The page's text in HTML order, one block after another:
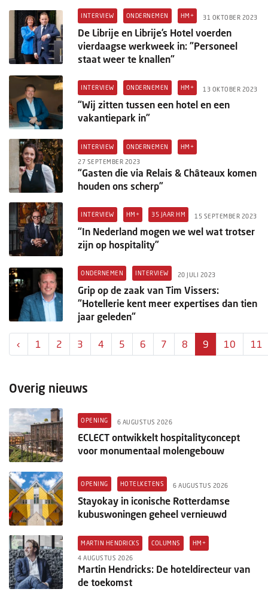
INTERVIEW ONDERNEMEN HM+ 31 OKTOBER 2023
De Librije en Librije’s Hotel voerden
vierdaagse werkweek in: "Personeel
staat weer te knallen"
INTERVIEW ONDERNEMEN HM+ 13 OKTOBER 2023
“Wij zitten tussen een hotel en een
vakantiepark in”
INTERVIEW ONDERNEMEN HM+
27 SEPTEMBER 2023
“Gasten die via Relais & Châteaux komen
houden ons scherp”
INTERVIEW HM+ 35 JAAR HM 15 SEPTEMBER 2023
“In Nederland mogen we wel wat trotser
zijn op hospitality”
ONDERNEMEN INTERVIEW 20 JULI 2023
Grip op de zaak van Tim Vissers:
"Hotellerie kent meer expertises dan tien
jaar geleden"
‹ 1 2 3 4 5 6 7 8 9 10 11
Overig nieuws
OPENING 6 AUGUSTUS 2026
ECLECT ontwikkelt hospitalityconcept
voor monumentaal molengebouw
OPENING HOTELKETENS 6 AUGUSTUS 2026
Stayokay in iconische Rotterdamse
kubuswoningen geheel vernieuwd
MARTIN HENDRICKS COLUMNS HM+
4 AUGUSTUS 2026
Martin Hendricks: De hoteldirecteur van
de toekomst